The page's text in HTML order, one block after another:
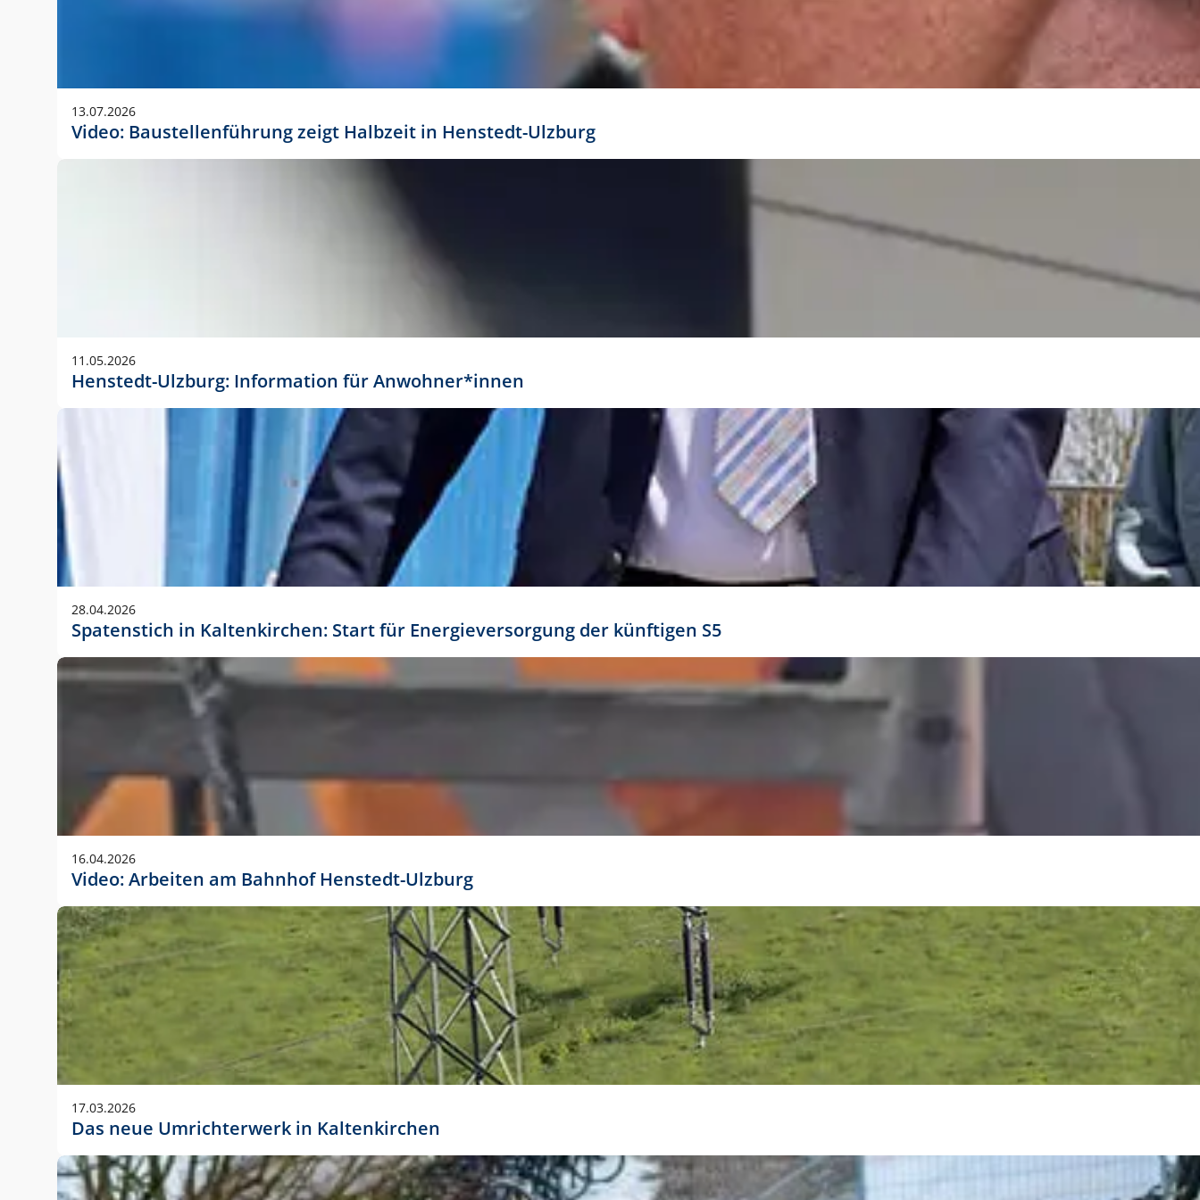
Anwendungsgröße im Layout:
Die Logohöhe beträgt 4 – 10 % der jeweiligen Formathöhe. Daraus ergeben sich für gängige Formate
folgende fest definierte Anwendungsgrößen im Layout:
DIN A3 – 15 mm hoch (5 %)
DIN A1 – 39 mm hoch (5 %)
DIN lang – 10 mm hoch (5 %)
1080 x 1080 px – 78 px hoch (7 %)
In Ausnahmefällen darf das Logo jedoch auch größer oder kleiner gesetzt werden. Dazu bedarf es jedoch
stets der vorherigen Absprache mit der Marketingabteilung.
13.07.2026
Video: Baustellenführung zeigt Halbzeit in Henstedt-Ulzburg
11.05.2026
Henstedt-Ulzburg: Information für Anwohner*innen
28.04.2026
Spatenstich in Kaltenkirchen: Start für Energieversorgung der künftigen S5
16.04.2026
Video: Arbeiten am Bahnhof Henstedt-Ulzburg
17.03.2026
Das neue Umrichterwerk in Kaltenkirchen